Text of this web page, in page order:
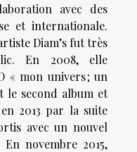
avec des
et internationale.
Diam’s fut très
En 2008, elle
« mon univers ; un
le second album et
2013 par la suite
avec un nouvel
novembre 2015,